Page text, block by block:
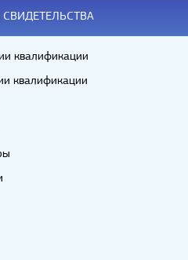
квалификации
квалификации